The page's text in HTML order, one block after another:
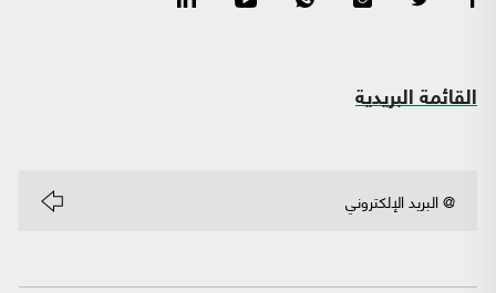
القائمة البريدية